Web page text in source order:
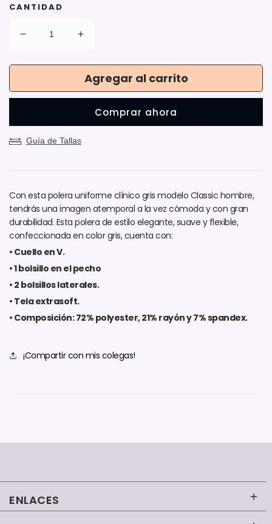
CANTIDAD
Reducir
para
Modelo
Hombre
Aumentar
para
Polera
Modelo
Gris
Hombre
Agregar al carrito
Comprar ahora
Guía de Tallas
Con esta polera uniforme clínico gris modelo Classic hombre,
tendrás una imagen atemporal a la vez cómoda y con gran
durabilidad. Esta polera de estilo elegante, suave y flexible,
confeccionada en color gris, cuenta con:
• Cuello en V.
• 1 bolsillo en el pecho
• 2 bolsillos laterales.
• Tela extrasoft.
• Composición: 72% polyester, 21% rayón y 7% spandex.
¡Compartir con mis colegas!
ENLACES